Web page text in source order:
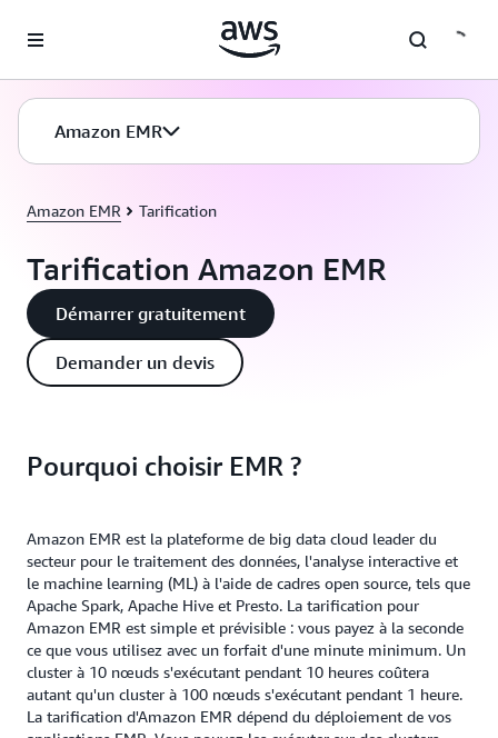
Amazon EMR
Amazon EMR Tarification
Tarification Amazon EMR
Démarrer gratuitement
Demander un devis
Pourquoi choisir EMR ?
Amazon EMR est la plateforme de big data cloud leader du
secteur pour le traitement des données, l'analyse interactive et
le machine learning (ML) à l'aide de cadres open source, tels que
Apache Spark, Apache Hive et Presto. La tarification pour
Amazon EMR est simple et prévisible : vous payez à la seconde
ce que vous utilisez avec un forfait d'une minute minimum. Un
cluster à 10 nœuds s'exécutant pendant 10 heures coûtera
autant qu'un cluster à 100 nœuds s'exécutant pendant 1 heure.
La tarification d'Amazon EMR dépend du déploiement de vos